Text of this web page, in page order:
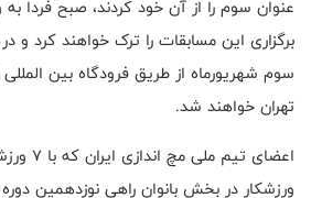
عنوان سوم را از آن خود کردند، صبح فردا
سوم شهریورماه از طریق فرودگاه بین
تهران خواهند شد.
ورزشکار در بخش بانوان راهی نوزدهمین